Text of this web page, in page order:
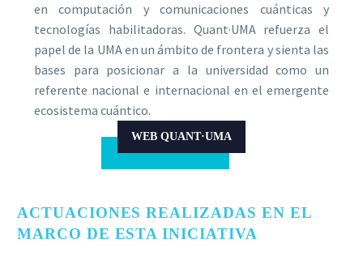
en computación y comunicaciones cuánticas y
tecnologías habilitadoras. Quant·UMA refuerza el
papel de la UMA en un ámbito de frontera y sienta las
bases para posicionar a la universidad como un
referente nacional e internacional en el emergente
ecosistema cuántico.
WEB QUANT·UMA
ACTUACIONES REALIZADAS EN EL
MARCO DE ESTA INICIATIVA